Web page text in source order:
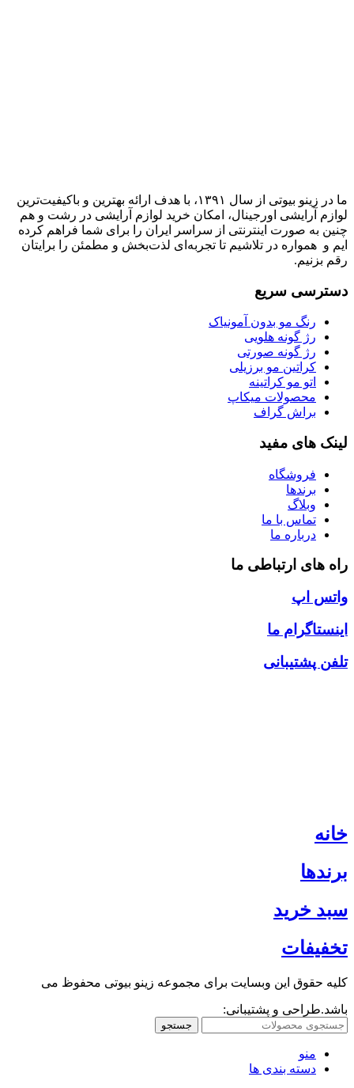
ما در زینو بیوتی از سال ۱۳۹۱، با هدف ارائه بهترین و باکیفیت‌ترین
لوازم آرایشی اورجینال، امکان خرید لوازم آرایشی در رشت و هم
چنین به صورت اینترنتی از سراسر ایران را برای شما فراهم کرده
ایم و همواره در تلاشیم تا تجربه‌ای لذت‌بخش و مطمئن را برایتان
رقم بزنیم.
دسترسی سریع
رنگ مو بدون آمونیاک
رژ گونه هلویی
رژ گونه صورتی
کراتین مو برزیلی
اتو مو کراتینه
محصولات میکاپ
براش گراف
لینک های مفید
فروشگاه
برندها
وبلاگ
تماس با ما
درباره ما
راه های ارتباطی ما
واتس اپ
اینستاگرام ما
تلفن پشتیبانی
خانه
برندها
سبد خرید
تخفیفات
کلیه حقوق این وبسایت برای مجموعه زینو بیوتی محفوظ می
باشد.طراحی و پشتیبانی:
جستجو
منو
دسته بندی ها